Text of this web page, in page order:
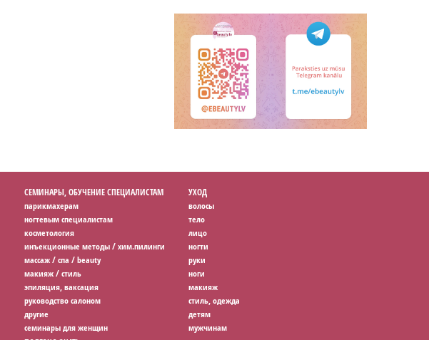
СЕМИНАРЫ, ОБУЧЕНИЕ СПЕЦИАЛИСТАМ
парикмахерам
ногтевым специалистам
косметология
инъекционные методы / хим.пилинги
массаж / спа / beauty
макияж / стиль
эпиляция, ваксация
руководство салоном
другие
семинары для женщин
УХОД
волосы
тело
лицо
ногти
руки
ноги
макияж
стиль, одежда
детям
мужчинам